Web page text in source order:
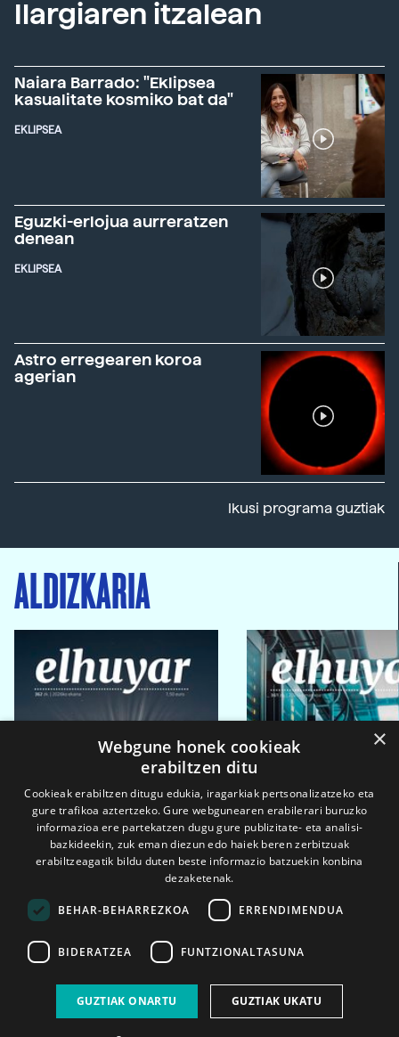
Ilargiaren itzalean
Naiara Barrado: "Eklipsea
kasualitate kosmiko bat da"
EKLIPSEA
Eguzki-erlojua aurreratzen
denean
EKLIPSEA
Astro erregearen koroa
agerian
Ikusi programa guztiak
ALDIZKARIA
2026ko eka. 1a 2026ko mar. 1a
×
Webgune honek cookieak
erabiltzen ditu
Cookieak erabiltzen ditugu edukia, iragarkiak pertsonalizatzeko eta
gure trafikoa aztertzeko. Gure webgunearen erabilerari buruzko
informazioa ere partekatzen dugu gure publizitate- eta analisi-
bazkideekin, zuk eman diezun edo haiek beren zerbitzuak
erabiltzeagatik bildu duten beste informazio batzuekin konbina
dezaketenak.
BEHAR-BEHARREZKOA ERRENDIMENDUA
BIDERATZEA FUNTZIONALTASUNA
GUZTIAK ONARTU GUZTIAK UKATU